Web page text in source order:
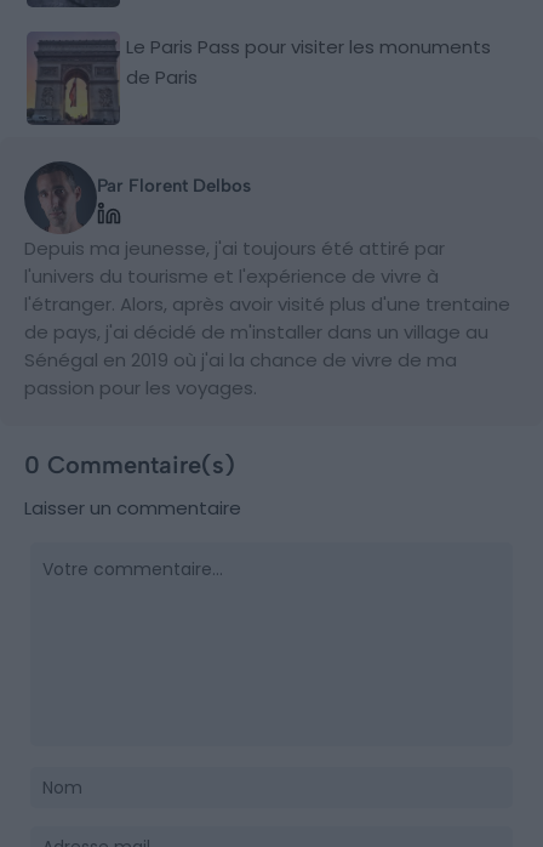
Le Paris Pass pour visiter les monuments
de Paris
Par Florent Delbos
Depuis ma jeunesse, j'ai toujours été attiré par
l'univers du tourisme et l'expérience de vivre à
l'étranger. Alors, après avoir visité plus d'une trentaine
de pays, j'ai décidé de m'installer dans un village au
Sénégal en 2019 où j'ai la chance de vivre de ma
passion pour les voyages.
0 Commentaire(s)
Laisser un commentaire